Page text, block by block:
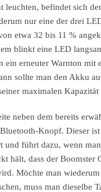
leuchten, befindet sich
nur eine der drei
etwa 32 bis 11 %
blinkt eine LED
ein erneuter Warnton mit
sollte man den Akku
maximalen Kapazität
neben dem bereits
Knopf. Dieser
und führt dazu, wenn
hält, dass der Boomster
Möchte man wiederum
muss man dieselbe